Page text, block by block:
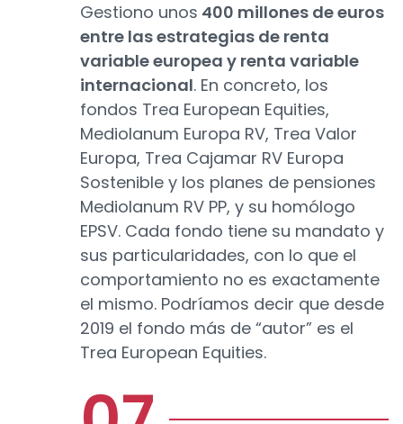
Gestiono unos 400 millones de euros
entre las estrategias de renta
variable europea y renta variable
internacional. En concreto, los
fondos Trea European Equities,
Mediolanum Europa RV, Trea Valor
Europa, Trea Cajamar RV Europa
Sostenible y los planes de pensiones
Mediolanum RV PP, y su homólogo
EPSV. Cada fondo tiene su mandato y
sus particularidades, con lo que el
comportamiento no es exactamente
el mismo. Podríamos decir que desde
2019 el fondo más de “autor” es el
Trea European Equities.